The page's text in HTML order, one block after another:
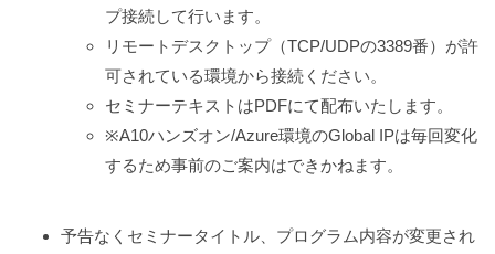
プ接続して行います。
リモートデスクトップ（TCP/UDPの3389番）が許
可されている環境から接続ください。
セミナーテキストはPDFにて配布いたします。
※A10ハンズオン/Azure環境のGlobal IPは毎回変化
するため事前のご案内はできかねます。
予告なくセミナータイトル、プログラム内容が変更され